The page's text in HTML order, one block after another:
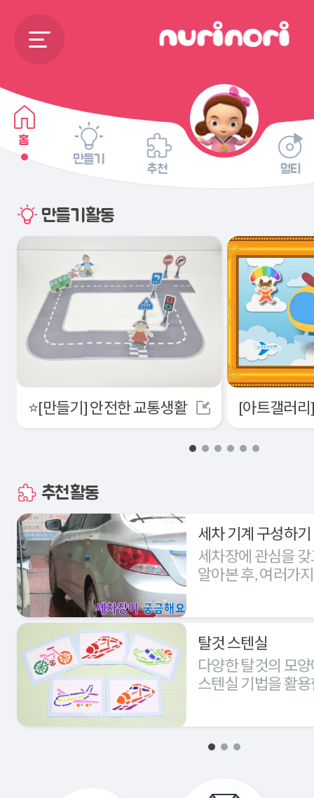
홈
만들기
추천 멀티
만들기활동
⭐[만들기] 안전한 교통생활
추천활동
세차 기계 구성하기
세차장에 관심을
알아본 후, 여러가
탈것 스텐실
다양한 탈것의 모
스텐실 기법을 활